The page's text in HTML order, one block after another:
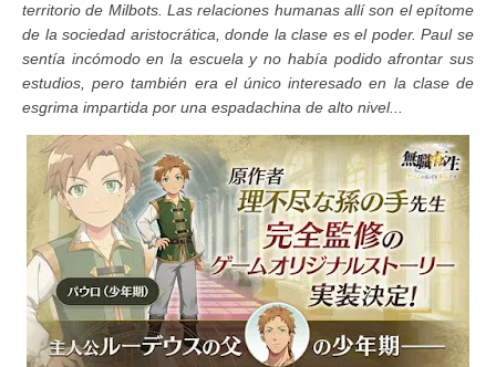
territorio de Milbots. Las relaciones humanas allí son el epítome
de la sociedad aristocrática, donde la clase es el poder. Paul se
sentía incómodo en la escuela y no había podido afrontar sus
estudios, pero también era el único interesado en la clase de
esgrima impartida por una espadachina de alto nivel...